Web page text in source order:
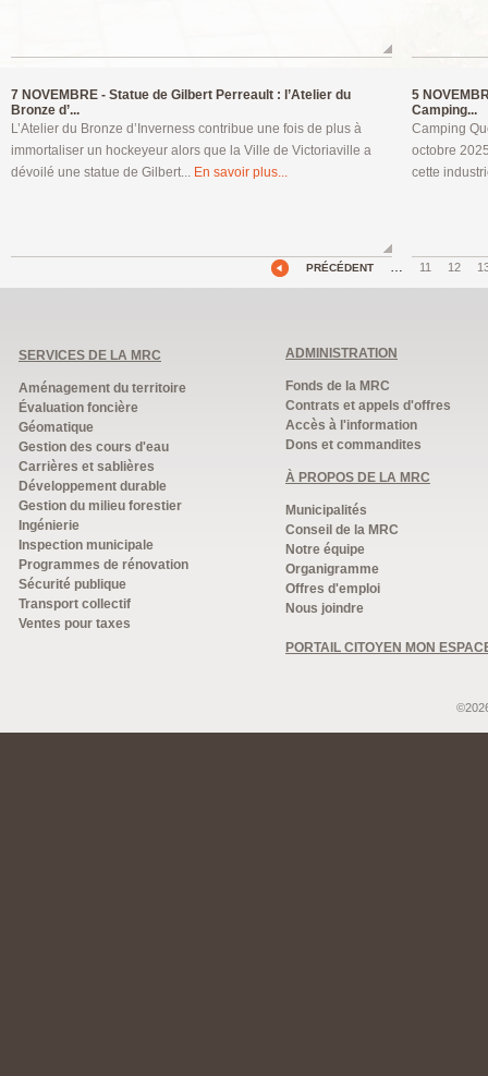
7 NOVEMBRE - Statue de Gilbert Perreault : l’Atelier du
Bronze d’...
L’Atelier du Bronze d’Inverness contribue une fois de plus à
immortaliser un hockeyeur alors que la Ville de Victoriaville a
dévoilé une statue de Gilbert... En savoir plus...
5
Camping...
Camping
octobre
cette
PRÉCÉDENT … 11 12
SERVICES DE LA MRC
Aménagement du territoire
Évaluation foncière
Géomatique
Gestion des cours d'eau
Carrières et sablières
Développement durable
Gestion du milieu forestier
Ingénierie
Inspection municipale
Programmes de rénovation
Sécurité publique
Transport collectif
Ventes pour taxes
ADMINISTRATION
Fonds de la MRC
Contrats et appels d'offres
Accès à l'information
Dons et commandites
À PROPOS DE LA MRC
Municipalités
Conseil de la MRC
Notre équipe
Organigramme
Offres d'emploi
Nous joindre
PORTAIL CITOYEN MON